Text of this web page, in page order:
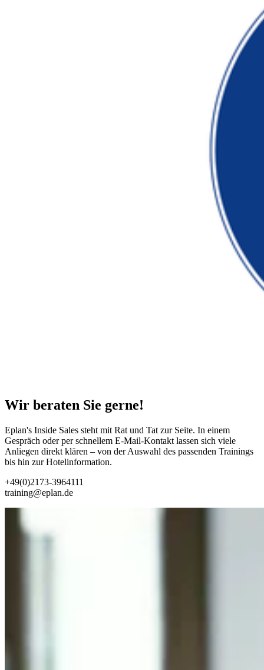
Wir beraten Sie gerne!
Eplan's Inside Sales steht mit Rat und Tat zur Seite. In einem
Gespräch oder per schnellem E-Mail-Kontakt lassen sich viele
Anliegen direkt klären – von der Auswahl des passenden Trainings
bis hin zur Hotelinformation.
+49(0)2173-3964111
training@eplan.de